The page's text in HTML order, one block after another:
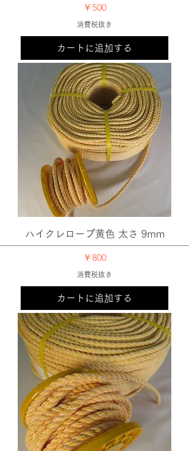
価格
￥500
消費税抜き
カートに追加する
ハイクレロープ黄色 太さ 9mm
価格
￥800
消費税抜き
カートに追加する